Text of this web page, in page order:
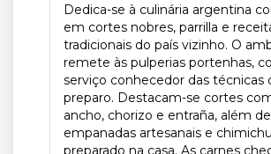
Dedica-se à culinária argentina
em cortes nobres, parrilla e
tradicionais do país vizinho. O
remete às pulperias portenhas,
serviço conhecedor das técnicas
preparo. Destacam-se cortes
ancho, chorizo e entraña, além de
empanadas artesanais e
preparado na casa. As carnes